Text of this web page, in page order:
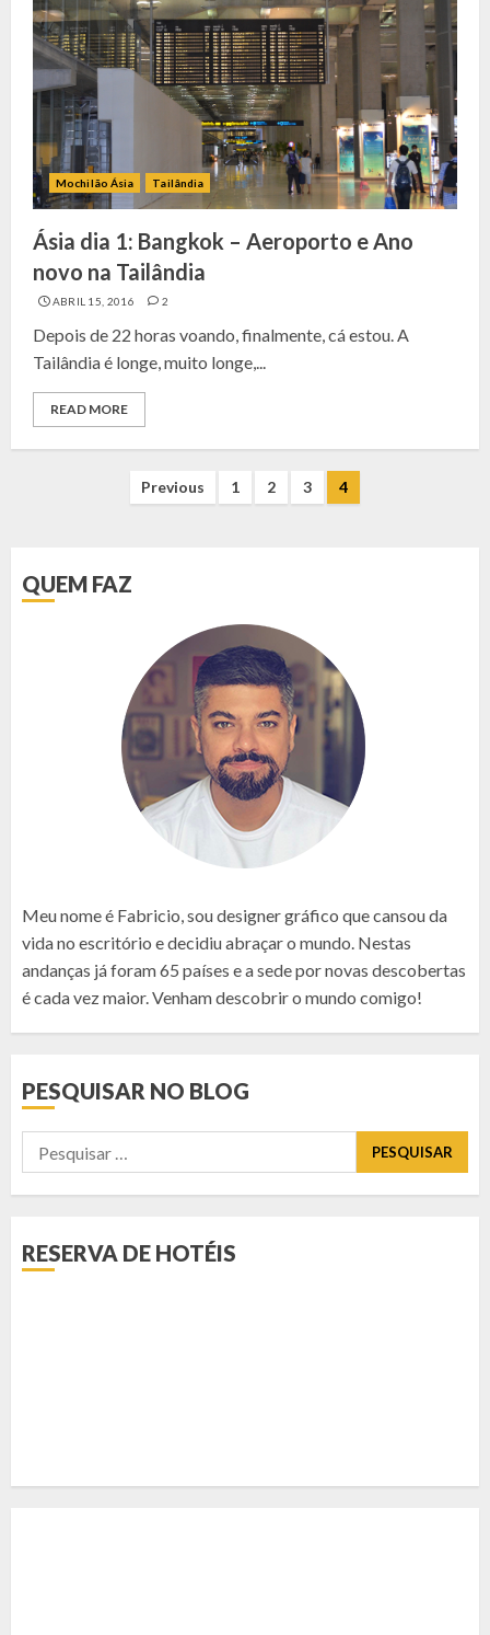
Mochilão Ásia Tailândia
Ásia dia 1: Bangkok – Aeroporto e Ano
novo na Tailândia
ABRIL 15, 2016 2
Depois de 22 horas voando, finalmente, cá estou. A
Tailândia é longe, muito longe,...
READ MORE
NAVEGAÇÃO
POSTS
Previous 1 2 3 4
QUEM FAZ
Meu nome é Fabricio, sou designer gráfico que cansou da
vida no escritório e decidiu abraçar o mundo. Nestas
andanças já foram 65 países e a sede por novas descobertas
é cada vez maior. Venham descobrir o mundo comigo!
PESQUISAR NO BLOG
Pesquisar
por:
RESERVA DE HOTÉIS